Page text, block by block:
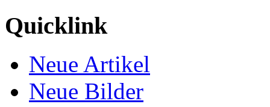
Quicklink
Neue Artikel
Neue Bilder